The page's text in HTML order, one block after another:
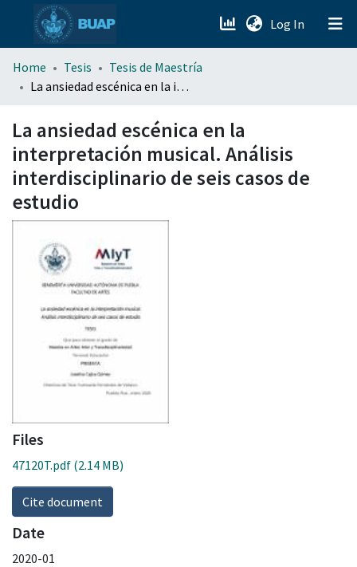
Log In (current)
menu.section.about_menu
Home Tesis
Tesis de Maestría
La ansiedad escénica en la interpretación musical. Análisis interdisciplinario de seis casos de estudio
La ansiedad escénica en la
interpretación musical. Análisis
interdisciplinario de seis casos de
estudio
Files
47120T.pdf (2.14 MB)
Cite document
Date
2020-01